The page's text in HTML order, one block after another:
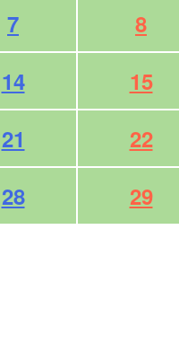
7
8
14
15
21
22
28
29